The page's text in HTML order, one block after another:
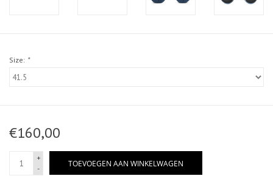
Size: *
€160,00
+
-
TOEVOEGEN AAN WINKELWAGEN